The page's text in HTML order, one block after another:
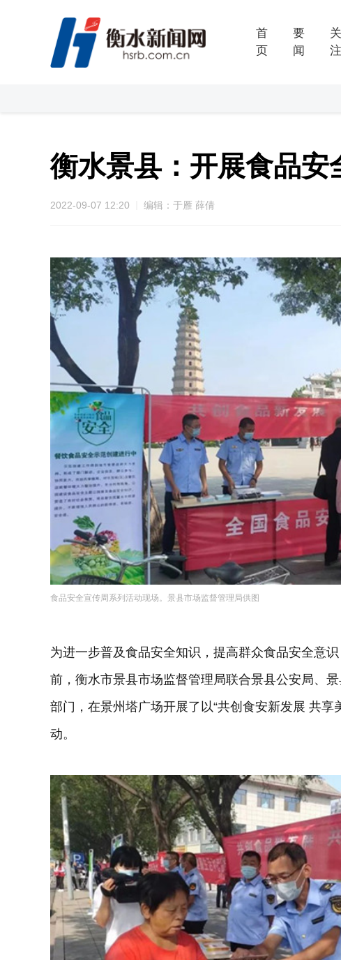
首
页
要
闻
关
注
衡水景县：开展食品安
2022-09-07 12:20 编辑：于雁 薛倩
食品安全宣传周系列活动现场。景县市场监督管理局供图
为进一步普及食品安全知识，提高群众食品安全意
前，衡水市景县市场监督管理局联合景县公安局、
部门，在景州塔广场开展了以“共创食安新发展 共
动。